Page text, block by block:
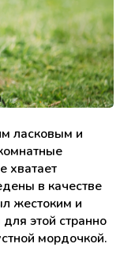
ласковым и
хватает
в качестве
жестоким и
этой странно
мордочкой.